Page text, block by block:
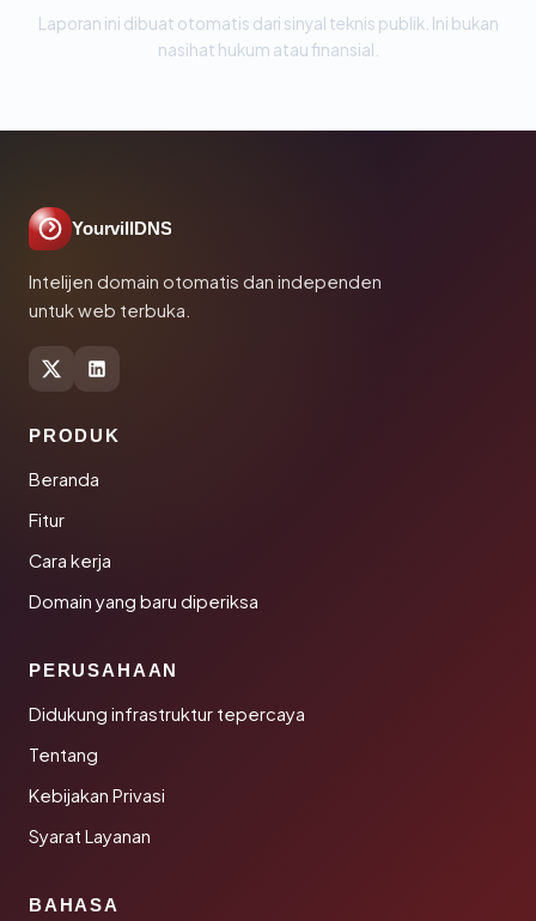
Laporan ini dibuat otomatis dari sinyal teknis publik. Ini bukan
nasihat hukum atau finansial.
YourvillDNS
Intelijen domain otomatis dan independen
untuk web terbuka.
PRODUK
Beranda
Fitur
Cara kerja
Domain yang baru diperiksa
PERUSAHAAN
Didukung infrastruktur tepercaya
Tentang
Kebijakan Privasi
Syarat Layanan
BAHASA